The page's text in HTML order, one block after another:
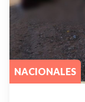
NACIONALES